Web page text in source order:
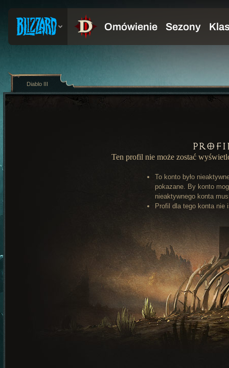
Ten profil nie może zostać
To konto było
pokazane. By konto
nieaktywnego konta
Profil dla tego konta nie
Diablo III